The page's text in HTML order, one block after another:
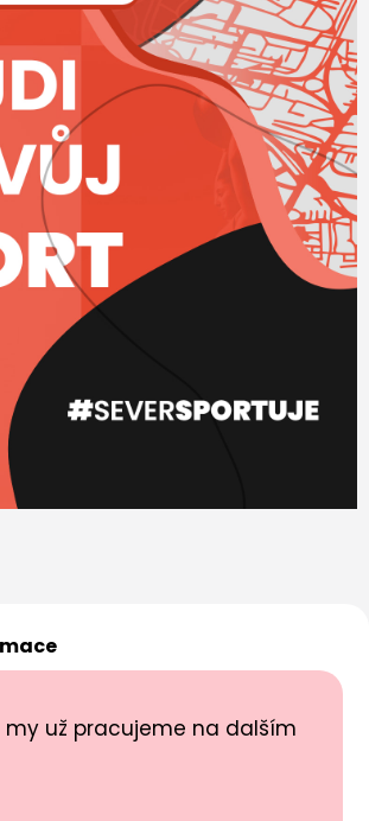
my už pracujeme na dalším